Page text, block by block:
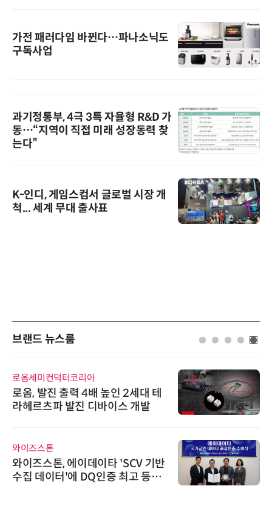
가전 패러다임 바뀐다…파나소닉도
구독사업
과기정통부, 4극 3특 자율형 R&D 가
동…“지역이 직접 미래 성장동력 찾
는다”
K-인디, 게임스컴서 글로벌 시장 개
척... 세계 무대 출사표
브랜드 뉴스룸
로옴세미컨덕터코리아
로옴, 발진 출력 4배 높인 2세대 테
라헤르츠파 발진 디바이스 개발
와이즈스톤
와이즈스톤, 에이데이타 'SCV 기반
수집 데이터'에 DQ인증 최고 등급